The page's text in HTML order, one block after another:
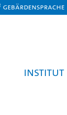
Gebärdensprache
Institut